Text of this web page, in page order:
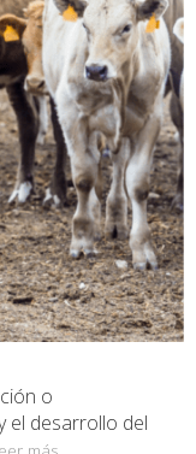
o
el desarrollo del